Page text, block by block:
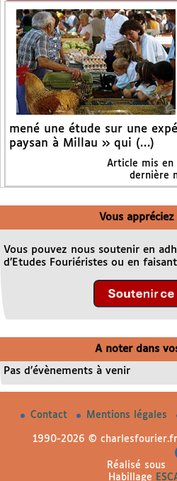
mené une étude sur une
paysan à Millau » qui (…)
Article mis en
dernière
Vous appréciez
Vous pouvez nous soutenir en
d’Etudes Fouriéristes ou en
A noter dans
Pas d’évènements à venir
Contact Mentions légales
1990-2026 ©
Réalisé sous
Habillage